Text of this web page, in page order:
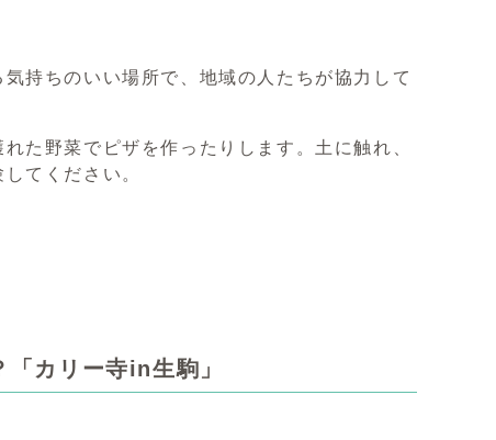
持ちのいい場所で、地域の人たちが協力して
た野菜でピザを作ったりします。土に触れ、
てください。
カリー寺in生駒」